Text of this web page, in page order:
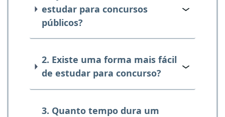
estudar para concursos
públicos?
2. Existe uma forma mais fácil
de estudar para concurso?
3. Quanto tempo dura um